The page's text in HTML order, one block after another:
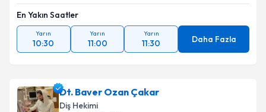
En Yakın Saatler
Yarın
10:30
Yarın
11:00
Yarın
11:30 Daha Fazla
Dt. Baver Ozan Çakar
Diş Hekimi